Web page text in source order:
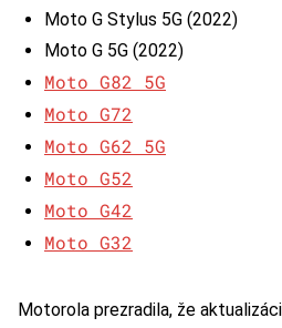
Moto G Stylus 5G (2022)
Moto G 5G (2022)
Moto G82 5G
Moto G72
Moto G62 5G
Moto G52
Moto G42
Moto G32
Motorola prezradila, že